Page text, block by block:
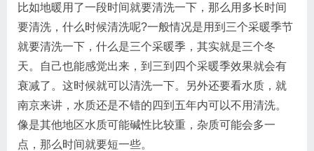
比如地暖用了一段时间就要清洗一下，那么用多长时间
要清洗，什么时候清洗呢?一般情况是用到三个采暖季节
就要清洗一下，什么是三个采暖季，其实就是三个冬
天。自己也能感觉出来，到三到四个采暖季效果就会有
衰减了。这时候就可以清洗一下。另外还要看水质，就
南京来讲，水质还是不错的四到五年内可以不用清洗。
像是其他地区水质可能碱性比较重，杂质可能会多一
点，那么时间就要短一些。